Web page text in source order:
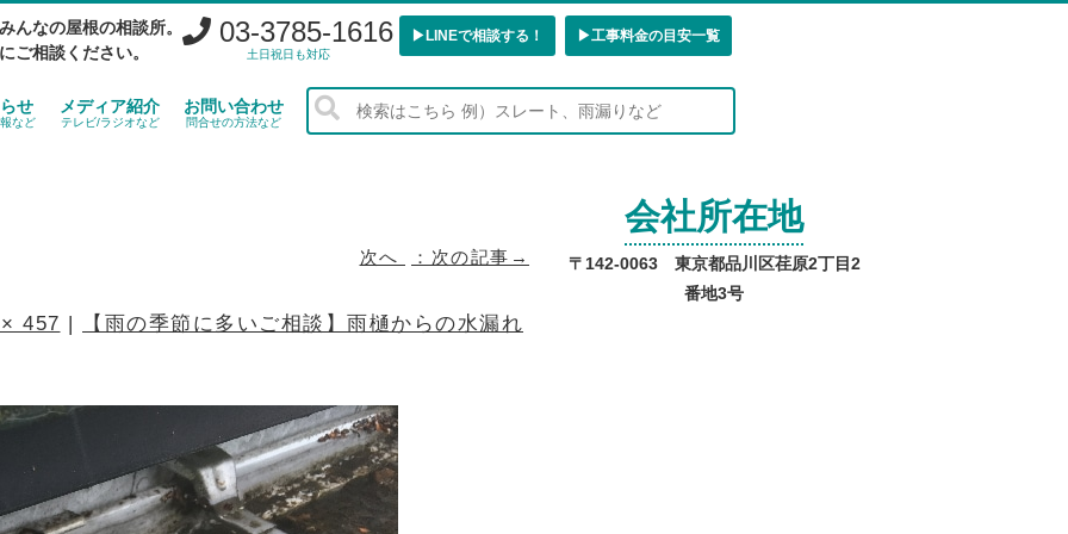
んなの屋根の相談所。
ご相談ください。
03-3785-1616
土日祝日も対応
▶︎LINEで相談する！ ▶︎工事料金の目安一覧
せ
など
メディア紹介
テレビ/ラジオなど
お問い合わせ
問合せの方法など
次へ
457 | 【雨の季節に多いご相談】雨樋からの水漏れ
会社所在地
〒142-0063 東京都品川区荏原2丁目2
番地3号